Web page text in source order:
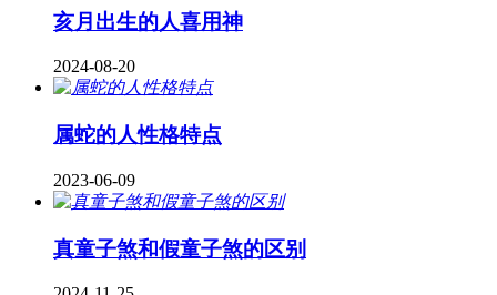
亥月出生的人喜用神
2024-08-20
属蛇的人性格特点
2023-06-09
真童子煞和假童子煞的区别